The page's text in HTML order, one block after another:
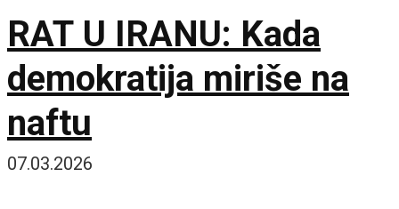
RAT U IRANU: Kada
demokratija miriše na
naftu
07.03.2026